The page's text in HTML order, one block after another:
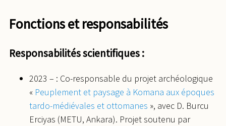
Fonctions et responsabilités
Responsabilités scientifiques :
2023 – : Co-responsable du projet archéologique
« Peuplement et paysage à Komana aux époques
tardo-médiévales et ottomanes », avec D. Burcu
Erciyas (METU, Ankara). Projet soutenu par